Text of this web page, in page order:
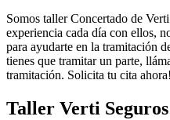
Somos taller Concertado de
experiencia cada día con ellos,
para ayudarte en la tramitación
tienes que tramitar un parte,
tramitación. Solicita tu cita
Taller Verti